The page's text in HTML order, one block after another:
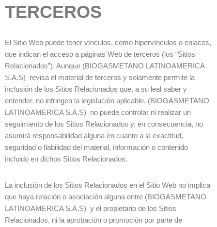
TERCEROS
El Sitio Web puede tener vínculos, como hipervínculos o enlaces,
que indican el acceso a páginas Web de terceros (los “Sitios
Relacionados”). Aunque (BIOGASMETANO LATINOAMERICA
S.A.S) revisa el material de terceros y solamente permite la
inclusión de los Sitios Relacionados que, a su leal saber y
entender, no infringen la legislación aplicable, (BIOGASMETANO
LATINOAMERICA S.A.S) no puede controlar ni realizar un
seguimiento de los Sitios Relacionados y, en consecuencia, no
asumirá responsabilidad alguna en cuanto a la exactitud,
seguridad o fiabilidad del material, información o contenido
incluido en dichos Sitios Relacionados.
La inclusión de los Sitios Relacionados en el Sitio Web no implica
que haya relación o asociación alguna entre (BIOGASMETANO
LATINOAMERICA S.A.S) y el propietario de los Sitios
Relacionados, ni la aprobación o promoción por parte de